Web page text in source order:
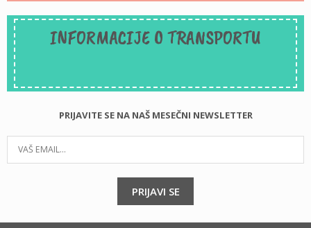
INFORMACIJE O TRANSPORTU
PRIJAVITE SE NA NAŠ MESEČNI NEWSLETTER
PRIJAVI SE